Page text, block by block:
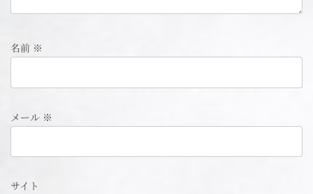
名前 ※
メール ※
サイト